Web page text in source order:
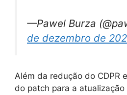
—Pawel Burza
de dezembro de
Além da redução do CDPR
do patch para a atualização